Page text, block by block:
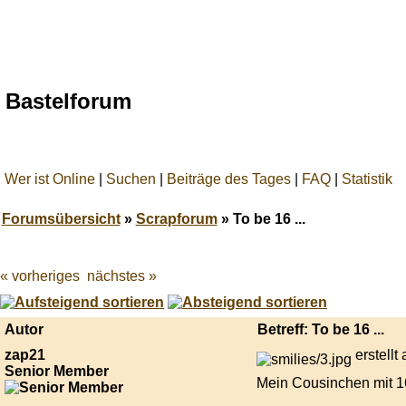
Bastelforum
Wer ist Online Suchen Beiträge des Tages FAQ Statistik
Forumsübersicht» Scrapforum» To be 16 ...
Best
online
live
casino
« vorheriges nächstes »
Autor
Betreff: To be 16 ...
zap21
Senior Member
erstellt
Mein Cousinchen mit